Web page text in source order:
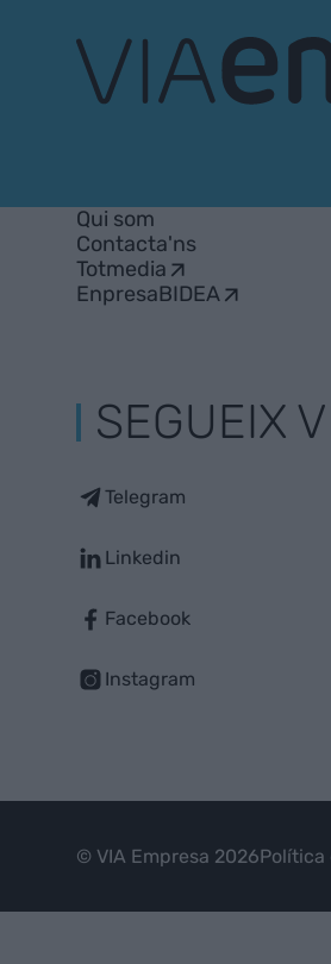
Qui som
Contacta'ns
Totmedia
EnpresaBIDEA
SEGUEIX
Telegram
Linkedin
Facebook
Instagram
© VIA Empresa 2026